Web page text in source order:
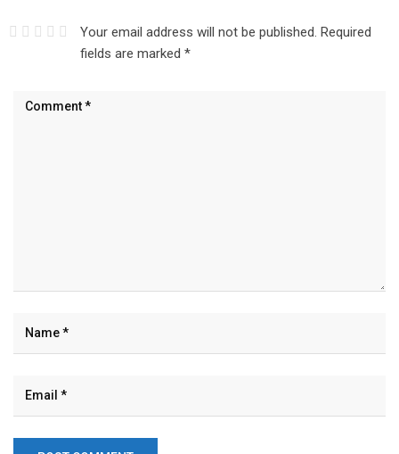
Your email address will not be published. Required
fields are marked *